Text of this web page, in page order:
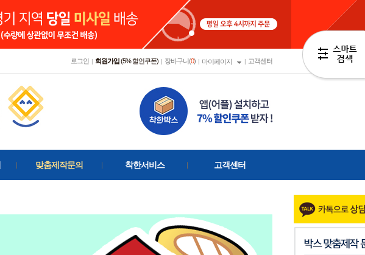
로그인 | 회원가입(5% 할인쿠폰) | 장바구니(0) | 마이페이지 | 고객센터
맞춤제작문의 착한서비스 고객센터